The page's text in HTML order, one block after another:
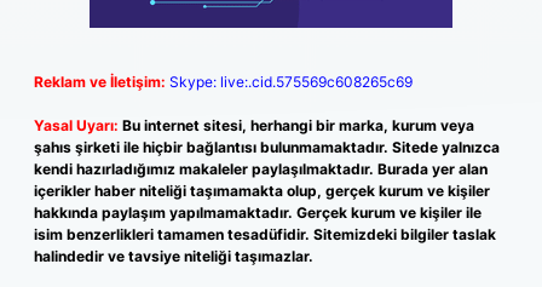
Reklam ve İletişim: Skype: live:.cid.575569c608265c69
Yasal Uyarı: Bu internet sitesi, herhangi bir marka, kurum veya
şahıs şirketi ile hiçbir bağlantısı bulunmamaktadır. Sitede yalnızca
kendi hazırladığımız makaleler paylaşılmaktadır. Burada yer alan
içerikler haber niteliği taşımamakta olup, gerçek kurum ve kişiler
hakkında paylaşım yapılmamaktadır. Gerçek kurum ve kişiler ile
isim benzerlikleri tamamen tesadüfidir. Sitemizdeki bilgiler taslak
halindedir ve tavsiye niteliği taşımazlar.